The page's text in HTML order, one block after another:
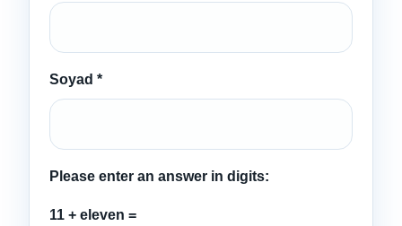
Soyad *
Please enter an answer in digits:
11 + eleven =